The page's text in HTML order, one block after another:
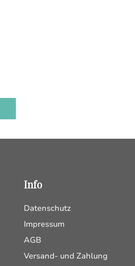
Info
Datenschutz
Impressum
AGB
Versand- und Zahlung